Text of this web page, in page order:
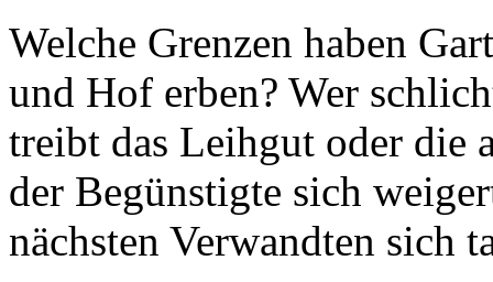
Welche Grenzen haben
und Hof erben? Wer
treibt das Leihgut oder die
der Begünstigte sich
nächsten Verwandten sich